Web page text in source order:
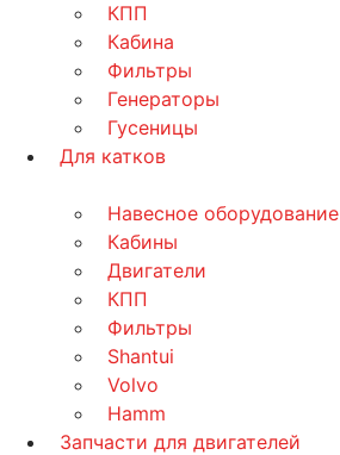
КПП
Кабина
Фильтры
Генераторы
Гусеницы
Для катков
Навесное оборудование
Кабины
Двигатели
КПП
Фильтры
Shantui
Volvo
Hamm
Запчасти для двигателей